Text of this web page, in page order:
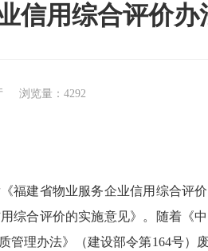
信用综合评价
浏览量： 4292
建省物业服务企业信用综合评价
综合评价的实施意见》。随着《
管理办法》（建设部令第164号）